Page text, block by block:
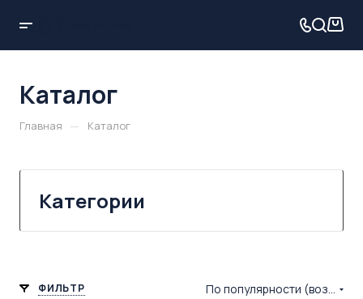
Каталог
Главная — Каталог
Категории
ФИЛЬТР По популярности (возрастание)